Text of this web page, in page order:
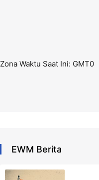
Zona Waktu Saat Ini: GMT0
EWM Berita